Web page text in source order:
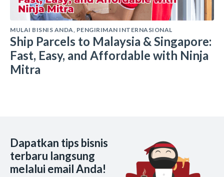
MULAI BISNIS ANDA, PENGIRIMAN INTERNASIONAL
Ship Parcels to Malaysia & Singapore:
Fast, Easy, and Affordable with Ninja
Mitra
Dapatkan tips bisnis
terbaru langsung
melalui email Anda!